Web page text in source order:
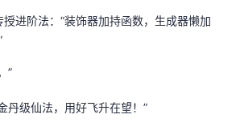
进阶法：“装饰器加持函数，生成器懒加
”
丹级仙法，用好飞升在望！”